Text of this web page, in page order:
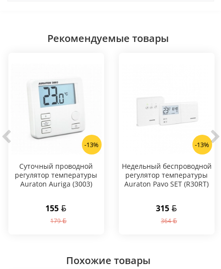
Рекомендуемые товары
-13%
Суточный проводной
регулятор температуры
Auraton Auriga (3003)
155
179
-13%
Hедельный беспроводной
регулятор температуры
Auraton Pavo SET (R30RT)
315
364
Похожие товары